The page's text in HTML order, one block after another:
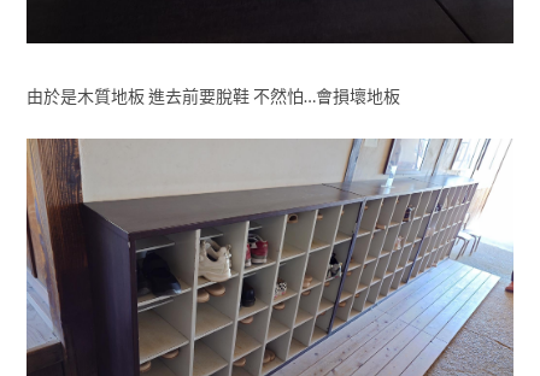
由於是木質地板 進去前要脫鞋 不然怕…會損壞地板